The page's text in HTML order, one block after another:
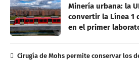
Minería urbana: la
convertir la Línea 1
en el primer
Cirugía de Mohs permite conservar los